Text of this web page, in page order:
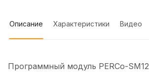
Описание Характеристики Видео
Программный модуль PERCo-SM12